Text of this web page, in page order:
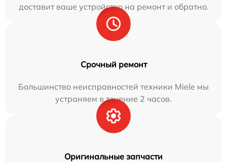
доставит ваше устройство на ремонт и обратно.
Срочный ремонт
Большинство неисправностей техники Miele мы
устраняем в течение 2 часов.
Оригинальные запчасти